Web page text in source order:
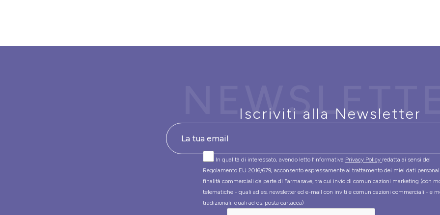
Iscriviti alla Newsletter
In qualità di interessato, avendo letto l’informativa Privacy Policy redatta ai sensi del
Regolamento EU 2016/679, acconsento espressamente al trattamento dei miei dati
finalità commerciali da parte di Farmasave, tra cui invio di comunicazioni marketing (con
telematiche - quali ad es. newsletter ed e-mail con inviti e comunicazioni commerciali - e
tradizionali, quali ad es. posta cartacea)